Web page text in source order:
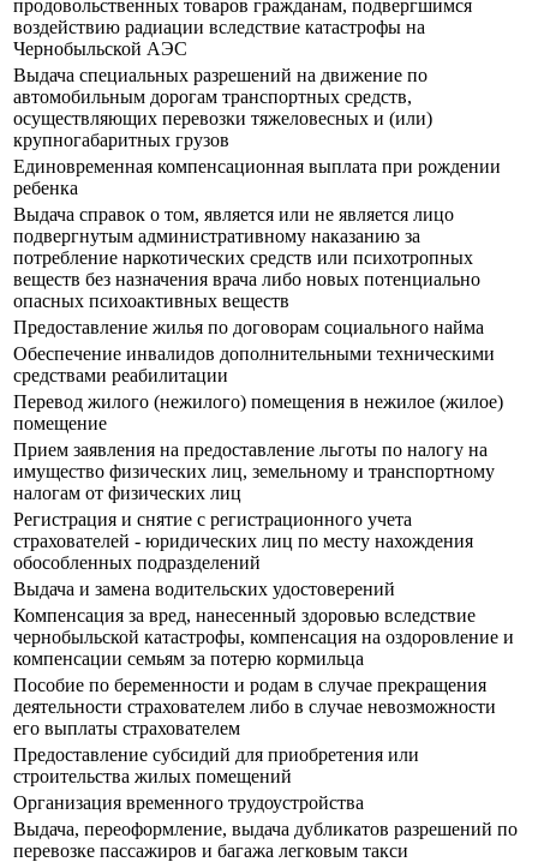
продовольственных товаров гражданам, подвергшимся
воздействию радиации вследствие катастрофы на
Чернобыльской АЭС
Выдача специальных разрешений на движение по
автомобильным дорогам транспортных средств,
осуществляющих перевозки тяжеловесных и (или)
крупногабаритных грузов
Единовременная компенсационная выплата при рождении
ребенка
Выдача справок о том, является или не является лицо
подвергнутым административному наказанию за
потребление наркотических средств или психотропных
веществ без назначения врача либо новых потенциально
опасных психоактивных веществ
Предоставление жилья по договорам социального найма
Обеспечение инвалидов дополнительными техническими
средствами реабилитации
Перевод жилого (нежилого) помещения в нежилое (жилое)
помещение
Прием заявления на предоставление льготы по налогу на
имущество физических лиц, земельному и транспортному
налогам от физических лиц
Регистрация и снятие с регистрационного учета
страхователей - юридических лиц по месту нахождения
обособленных подразделений
Выдача и замена водительских удостоверений
Компенсация за вред, нанесенный здоровью вследствие
чернобыльской катастрофы, компенсация на оздоровление и
компенсации семьям за потерю кормильца
Пособие по беременности и родам в случае прекращения
деятельности страхователем либо в случае невозможности
его выплаты страхователем
Предоставление субсидий для приобретения или
строительства жилых помещений
Организация временного трудоустройства
Выдача, переоформление, выдача дубликатов разрешений по
перевозке пассажиров и багажа легковым такси